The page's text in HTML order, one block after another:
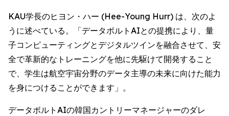
KAU学長のヒヨン・ハー (Hee-Young Hurr) は、次のよ
うに述べている。「データボルトAIとの提携により、量
子コンピューティングとデジタルツインを融合させて、安
全で革新的なトレーニングを他に先駆けて開発すること
で、学生は航空宇宙分野のデータ主導の未来に向けた能力
を身につけることができます」。
データボルトAIの韓国カントリーマネージャーのダレ